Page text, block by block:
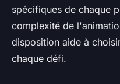
spécifiques de chaque
complexité de
disposition aide à
chaque défi.